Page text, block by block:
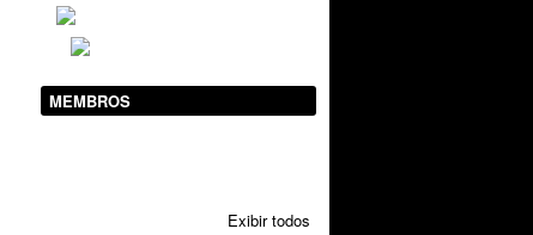
MEMBROS
Exibir todos